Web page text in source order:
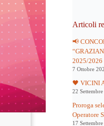
Articoli
📢
2025/2026
7 Ottobre
🖤 VICINI
22
Proroga
Operatore
17